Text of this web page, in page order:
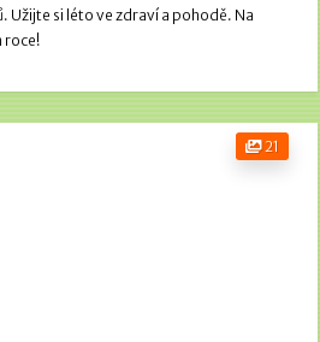
Užijte si léto ve zdraví a pohodě. Na
roce!
21